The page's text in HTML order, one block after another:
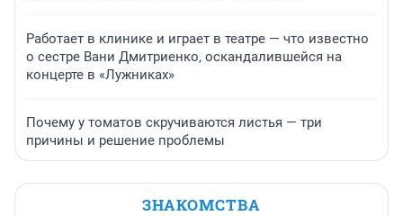
Работает в клинике и играет в театре — что известно
о сестре Вани Дмитриенко, оскандалившейся на
концерте в «Лужниках»
Почему у томатов скручиваются листья — три
причины и решение проблемы
ЗНАКОМСТВА